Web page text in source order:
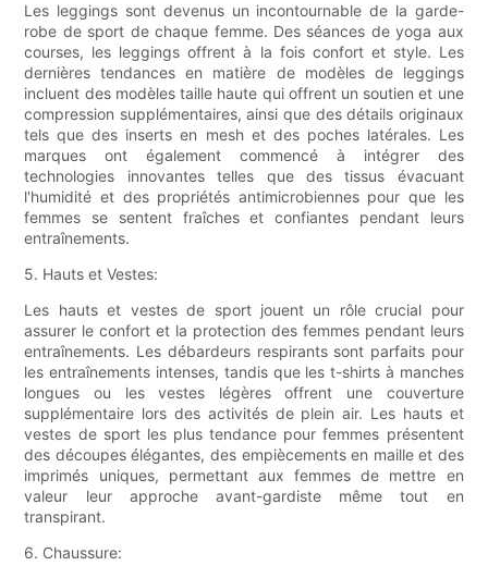
Les leggings sont devenus un incontournable de la garde-
robe de sport de chaque femme. Des séances de yoga aux
courses, les leggings offrent à la fois confort et style. Les
dernières tendances en matière de modèles de leggings
incluent des modèles taille haute qui offrent un soutien et une
compression supplémentaires, ainsi que des détails originaux
tels que des inserts en mesh et des poches latérales. Les
marques ont également commencé à intégrer des
technologies innovantes telles que des tissus évacuant
l'humidité et des propriétés antimicrobiennes pour que les
femmes se sentent fraîches et confiantes pendant leurs
entraînements.
5. Hauts et Vestes:
Les hauts et vestes de sport jouent un rôle crucial pour
assurer le confort et la protection des femmes pendant leurs
entraînements. Les débardeurs respirants sont parfaits pour
les entraînements intenses, tandis que les t-shirts à manches
longues ou les vestes légères offrent une couverture
supplémentaire lors des activités de plein air. Les hauts et
vestes de sport les plus tendance pour femmes présentent
des découpes élégantes, des empiècements en maille et des
imprimés uniques, permettant aux femmes de mettre en
valeur leur approche avant-gardiste même tout en
transpirant.
6. Chaussure: